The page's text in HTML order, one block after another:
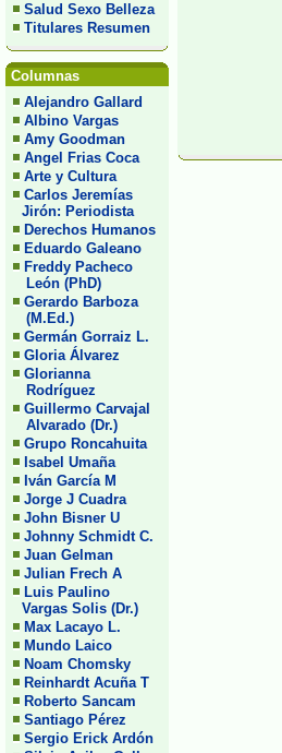
Salud Sexo Belleza
Titulares Resumen
Columnas
Alejandro Gallard
Albino Vargas
Amy Goodman
Angel Frias Coca
Arte y Cultura
Carlos Jeremías
Jirón: Periodista
Derechos Humanos
Eduardo Galeano
Freddy Pacheco
León (PhD)
Gerardo Barboza
(M.Ed.)
Germán Gorraiz L.
Gloria Álvarez
Glorianna
Rodríguez
Guillermo Carvajal
Alvarado (Dr.)
Grupo Roncahuita
Isabel Umaña
Iván García M
Jorge J Cuadra
John Bisner U
Johnny Schmidt C.
Juan Gelman
Julian Frech A
Luis Paulino
Vargas Solis (Dr.)
Max Lacayo L.
Mundo Laico
Noam Chomsky
Reinhardt Acuña T
Roberto Sancam
Santiago Pérez
Sergio Erick Ardón